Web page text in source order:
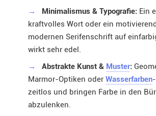
→
Minimalismus & Typografie:Ein
kraftvolles Wort oder ein
modernen Serifenschrift auf
wirkt sehr edel.
→
Abstrakte Kunst & Muster:
Marmor-Optiken oder Wasserfarben
zeitlos und bringen Farbe in den
abzulenken.